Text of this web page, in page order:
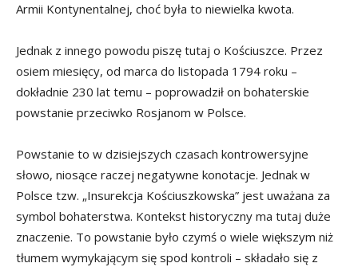
Armii Kontynentalnej, choć była to niewielka kwota.
Jednak z innego powodu piszę tutaj o Kościuszce. Przez
osiem miesięcy, od marca do listopada 1794 roku –
dokładnie 230 lat temu – poprowadził on bohaterskie
powstanie przeciwko Rosjanom w Polsce.
Powstanie to w dzisiejszych czasach kontrowersyjne
słowo, niosące raczej negatywne konotacje. Jednak w
Polsce tzw. „Insurekcja Kościuszkowska” jest uważana za
symbol bohaterstwa. Kontekst historyczny ma tutaj duże
znaczenie. To powstanie było czymś o wiele większym niż
tłumem wymykającym się spod kontroli – składało się z